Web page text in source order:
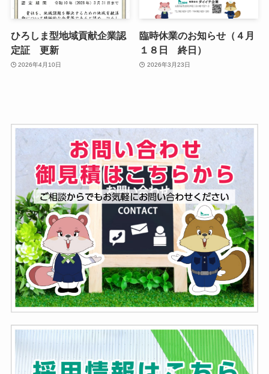
ひろしま型地域貢献企業認
定証 更新
2026年4月10日
臨時休業のお知らせ（４月
１８日 終日）
2026年3月23日